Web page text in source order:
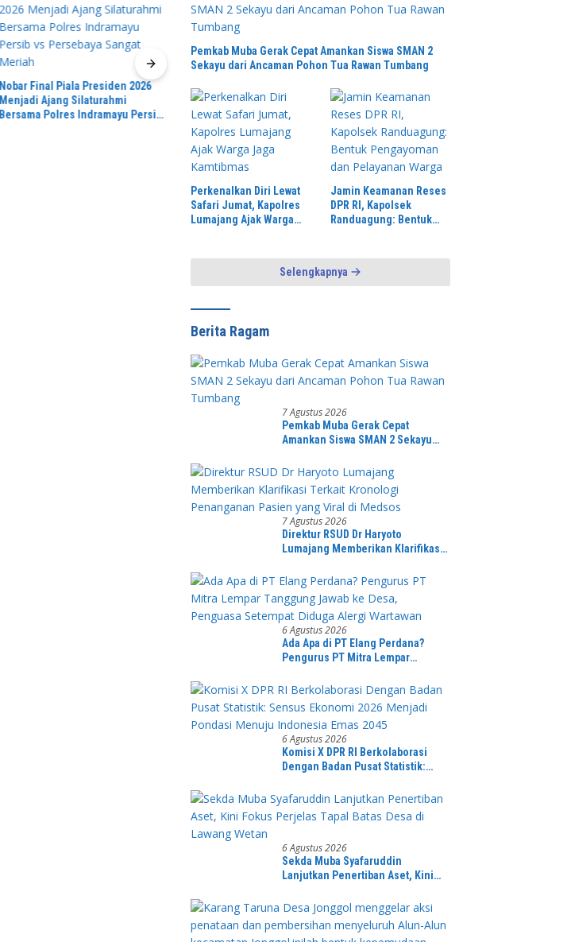
Nobar Final Piala Presiden 2026
Menjadi Ajang Silaturahmi
Bersama Polres Indramayu Persib
Direktur RSUD Dr Haryoto
Lumajang Memberikan Klarifikasi
Terkait Kronologi Penanganan
Pasien yang Viral di Medsos
Ketua DPD LSM DPPNI Provinsi
Bengkulu Tuding Pengelolaan
Kantin SMAN 4 Diduga Langgar
Aturan & Jadikan Fasilitas
Pendidikan Lahan Cari Untung,
Pemkab Muba Gerak Cepat Amankan Siswa SMAN 2
Sekayu dari Ancaman Pohon Tua Rawan Tumbang
Perkenalkan Diri Lewat
Safari Jumat, Kapolres
Lumajang Ajak Warga
Jamin Keamanan Reses
DPR RI, Kapolsek
Randuagung: Bentuk
Selengkapnya
Berita Ragam
7 Agustus 2026
Pemkab Muba Gerak Cepat
Amankan Siswa SMAN 2 Sekayu
Tumbang
7 Agustus 2026
Direktur RSUD Dr Haryoto
Lumajang Memberikan Klarifikasi
Pasien yang Viral di Medsos
6 Agustus 2026
Ada Apa di PT Elang Perdana?
Pengurus PT Mitra Lempar
Penguasa Setempat Diduga Alergi
Wartawan
6 Agustus 2026
Komisi X DPR RI Berkolaborasi
Dengan Badan Pusat Statistik:
Pondasi Menuju Indonesia Emas
2045
6 Agustus 2026
Sekda Muba Syafaruddin
Lanjutkan Penertiban Aset, Kini
Lawang Wetan